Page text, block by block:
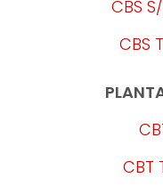
CBS
CBS
CBT